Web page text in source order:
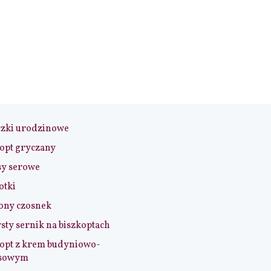
urodzinowe
gryczany
serowe
czosnek
sernik na biszkoptach
z krem budyniowo-